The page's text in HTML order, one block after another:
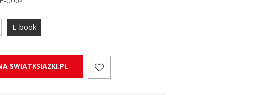
E-book
SWIATKSIAZKI.PL